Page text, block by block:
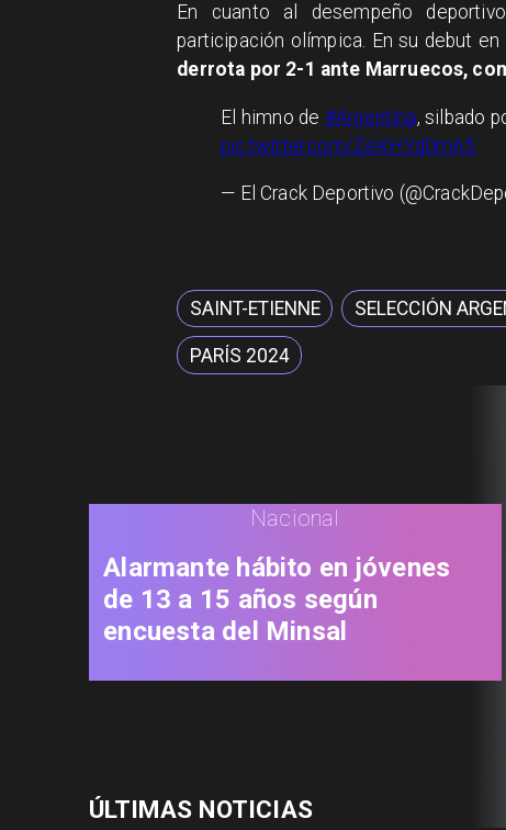
En cuanto al desempeño
participación olímpica. En su debut en
derrota por 2-1 ante Marruecos,
El himno de #Argentina, silbado
pic.twitter.com/ZeXHYd0mA5
— El Crack Deportivo
SAINT-ETIENNE SELECCIÓN
PARÍS 2024
Nacional
Alarmante hábito en jóvenes
de 13 a 15 años según
encuesta del Minsal
ÚLTIMAS NOTICIAS